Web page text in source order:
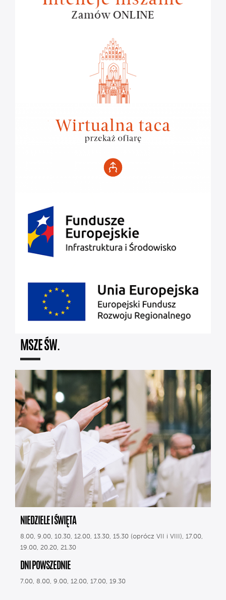
MSZE ŚW.
NIEDZIELE I ŚWIĘTA
8.00, 9.00, 10.30, 12.00, 13.30, 15.30 (oprócz VII i VIII), 17.00,
19.00, 20.20, 21.30
DNI POWSZEDNIE
7.00, 8.00, 9.00, 12.00, 17.00, 19.30